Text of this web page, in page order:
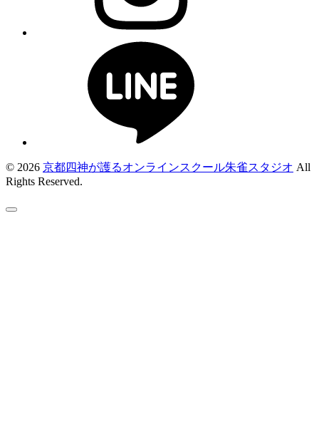
© 2026 京都四神が護るオンラインスクール朱雀スタジオ All
Rights Reserved.